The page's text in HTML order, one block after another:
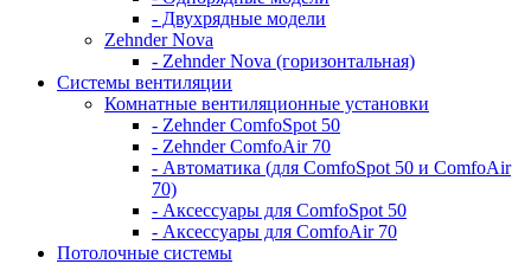
- Двухрядные модели
Zehnder Nova
- Zehnder Nova (горизонтальная)
Системы вентиляции
Комнатные вентиляционные установки
- Zehnder ComfoSpot 50
- Zehnder ComfoAir 70
- Автоматика (для ComfoSpot 50 и ComfoAir
70)
- Аксессуары для ComfoSpot 50
- Аксессуары для ComfoAir 70
Потолочные системы